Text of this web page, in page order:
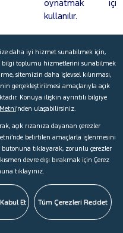
oynatmak için
kullanılır.
YouTube,
kullanıcının tercih
ettiği sayfa
yapılandırması ve
otomatik oynatma,
karışık içerik ve
oynatıcı boyutu
gibi oynatma
tercihleri ??gibi
bilgileri depolamak
kullanır. YouTube
Müzik için bu
tercihler arasında
daha iyi hizmet sunabilmek için,
bilgi toplumu hizmetlerini sunabilmek
sitemizin daha işlevsel kılınması,
gerçekleştirilmesi amaçlarıyla açık
Konuya ilişkin ayrıntılı bilgiye
’nden ulaşabilirsiniz.
açık rızanıza dayanan çerezler
belirtilen amaçlarla işlenmesini
butonuna tıklayarak, zorunlu çerezler
devre dışı bırakmak için Çerez
tıklayınız.
Et Tüm Çerezleri Reddet